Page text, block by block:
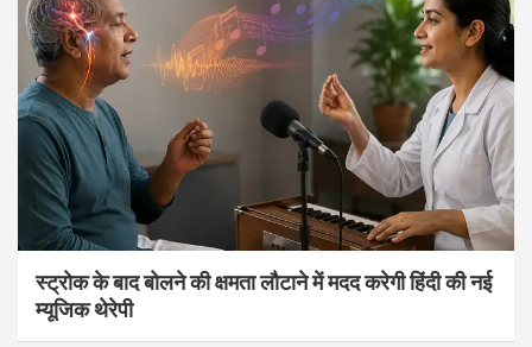
स्ट्रोक के बाद बोलने की क्षमता लौटाने में मदद करेगी हिंदी की नई
म्यूजिक थेरेपी